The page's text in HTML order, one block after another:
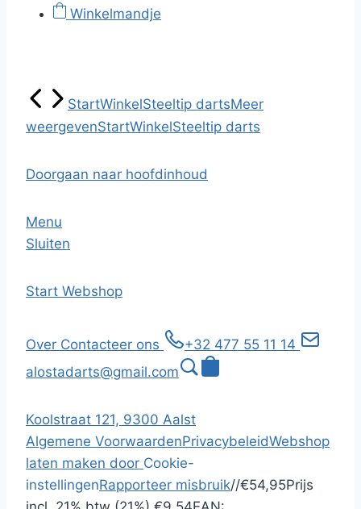
Winkelmandje
StartWinkelSteeltip dartsMeer
weergevenStartWinkelSteeltip darts
Doorgaan naar hoofdinhoud
Menu
Sluiten
Start Webshop
Over Contacteer ons
+32 477 55 11 14
alostadarts@gmail.com
Koolstraat 121, 9300 Aalst
Algemene VoorwaardenPrivacybeleidWebshop
laten maken door Cookie-
instellingenRapporteer misbruik//€54,95Prijs